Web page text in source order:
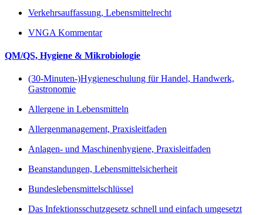
Verkehrsauffassung, Lebensmittelrecht
VNGA Kommentar
QM/QS, Hygiene & Mikrobiologie
(30-Minuten-)Hygieneschulung für Handel, Handwerk,
Gastronomie
Allergene in Lebensmitteln
Allergenmanagement, Praxisleitfaden
Anlagen- und Maschinenhygiene, Praxisleitfaden
Beanstandungen, Lebensmittelsicherheit
Bundeslebensmittelschlüssel
Das Infektionsschutzgesetz schnell und einfach umgesetzt